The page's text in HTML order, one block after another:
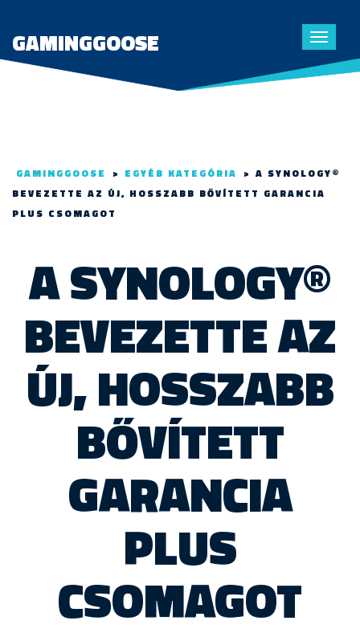
Toggle
GAMINGGOOSE
GAMINGGOOSE > EGYÉB KATEGÓRIA > A SYNOLOGY®
BEVEZETTE AZ ÚJ, HOSSZABB BŐVÍTETT GARANCIA
PLUS CSOMAGOT
A SYNOLOGY®
BEVEZETTE AZ
ÚJ, HOSSZABB
BŐVÍTETT
GARANCIA
PLUS
CSOMAGOT